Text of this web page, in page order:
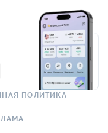
ПОЛИТИКА